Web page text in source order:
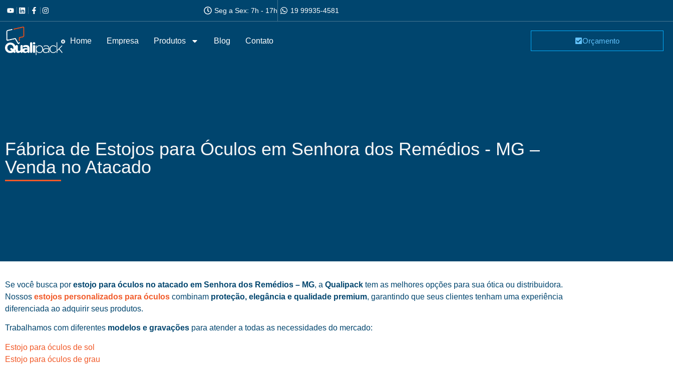
Seg a Sex: 7h - 17h 19 99935-4581
Home Empresa Produtos Blog Contato Orçamento
Fábrica de Estojos para Óculos em Senhora dos Remédios - MG –
Venda no Atacado
Se você busca por estojo para óculos no atacado em Senhora dos Remédios – MG, a Qualipack tem as melhores opções para sua ótica ou distribuidora.
Nossos estojos personalizados para óculos combinam proteção, elegância e qualidade premium, garantindo que seus clientes tenham uma experiência
diferenciada ao adquirir seus produtos.
Trabalhamos com diferentes modelos e gravações para atender a todas as necessidades do mercado:
Estojo para óculos de sol
Estojo para óculos de grau